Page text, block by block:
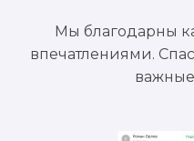
Мы благодарны
впечатлениями.